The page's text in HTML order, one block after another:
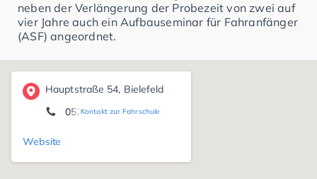
neben der Verlängerung der Probezeit von zwei auf
vier Jahre auch ein Aufbauseminar für Fahranfänger
(ASF) angeordnet.
Hauptstraße 54, Bielefeld
Kontakt zur Fahrschule
0521 96297474
Website